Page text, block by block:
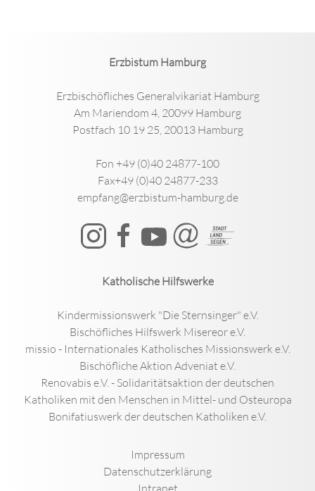
Erzbistum Hamburg
Erzbischöfliches Generalvikariat Hamburg
Am Mariendom 4, 20099 Hamburg
Postfach 10 19 25, 20013 Hamburg
Fon +49 (0)40 24877-100
Fax+49 (0)40 24877-233
empfang@erzbistum-hamburg.de
Katholische Hilfswerke
Kindermissionswerk "Die Sternsinger" e.V.
Bischöfliches Hilfswerk Misereor e.V.
missio - Internationales Katholisches Missionswerk e.V.
Bischöfliche Aktion Adveniat e.V.
Renovabis e.V. - Solidaritätsaktion der deutschen
Katholiken mit den Menschen in Mittel- und Osteuropa
Bonifatiuswerk der deutschen Katholiken e.V.
Impressum
Datenschutzerklärung